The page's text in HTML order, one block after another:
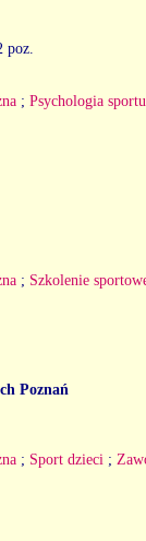
poz.
; Psychologia sportu
; Szkolenie
Poznań
; Sport dzieci ;